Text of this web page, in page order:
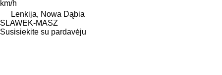
km/h
Lenkija, Nowa Dąbia
SLAWEK-MASZ
Susisiekite su pardavėju